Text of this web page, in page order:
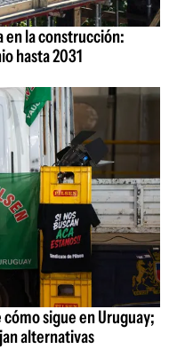
en la construcción:
hasta 2031
sigue en Uruguay;
alternativas